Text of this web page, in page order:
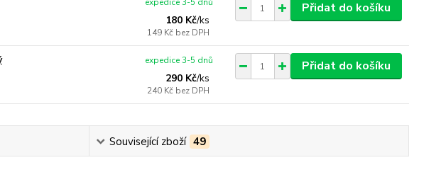
180 Kč/ks
149 Kč bez DPH
Přidat do košíku
290 Kč/ks
240 Kč bez DPH
expedice 3-5 dnů Přidat do košíku
Související zboží 49